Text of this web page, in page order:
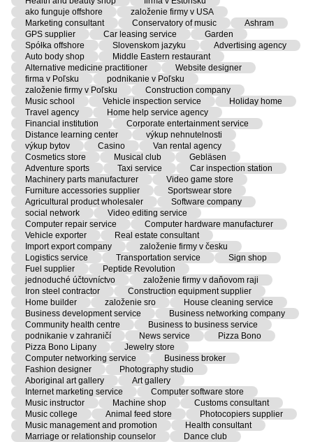
ako funguje offshore
založenie firmy v USA
Marketing consultant
Conservatory of music
Ashram
GPS supplier
Car leasing service
Garden
Spółka offshore
Slovenskom jazyku
Advertising agency
Auto body shop
Middle Eastern restaurant
Alternative medicine practitioner
Website designer
firma v Poľsku
podnikanie v Poľsku
založenie firmy v Poľsku
Construction company
Music school
Vehicle inspection service
Holiday home
Travel agency
Home help service agency
Financial institution
Corporate entertainment service
Distance learning center
výkup nehnutelnosti
výkup bytov
Casino
Van rental agency
Cosmetics store
Musical club
Gebläsen
Adventure sports
Taxi service
Car inspection station
Machinery parts manufacturer
Video game store
Furniture accessories supplier
Sportswear store
Agricultural product wholesaler
Software company
social network
Video editing service
Computer repair service
Computer hardware manufacturer
Vehicle exporter
Real estate consultant
Import export company
založenie firmy v česku
Logistics service
Transportation service
Sign shop
Fuel supplier
Peptide Revolution
jednoduché účtovníctvo
založenie firmy v daňovom raji
Iron steel contractor
Construction equipment supplier
Home builder
založenie sro
House cleaning service
Business development service
Business networking company
Community health centre
Business to business service
podnikanie v zahraničí
News service
Pizza Bono
Pizza Bono Lipany
Jewelry store
Computer networking service
Business broker
Fashion designer
Photography studio
Aboriginal art gallery
Art gallery
Internet marketing service
Computer software store
Music instructor
Machine shop
Customs consultant
Music college
Animal feed store
Photocopiers supplier
Music management and promotion
Health consultant
Marriage or relationship counselor
Dance club